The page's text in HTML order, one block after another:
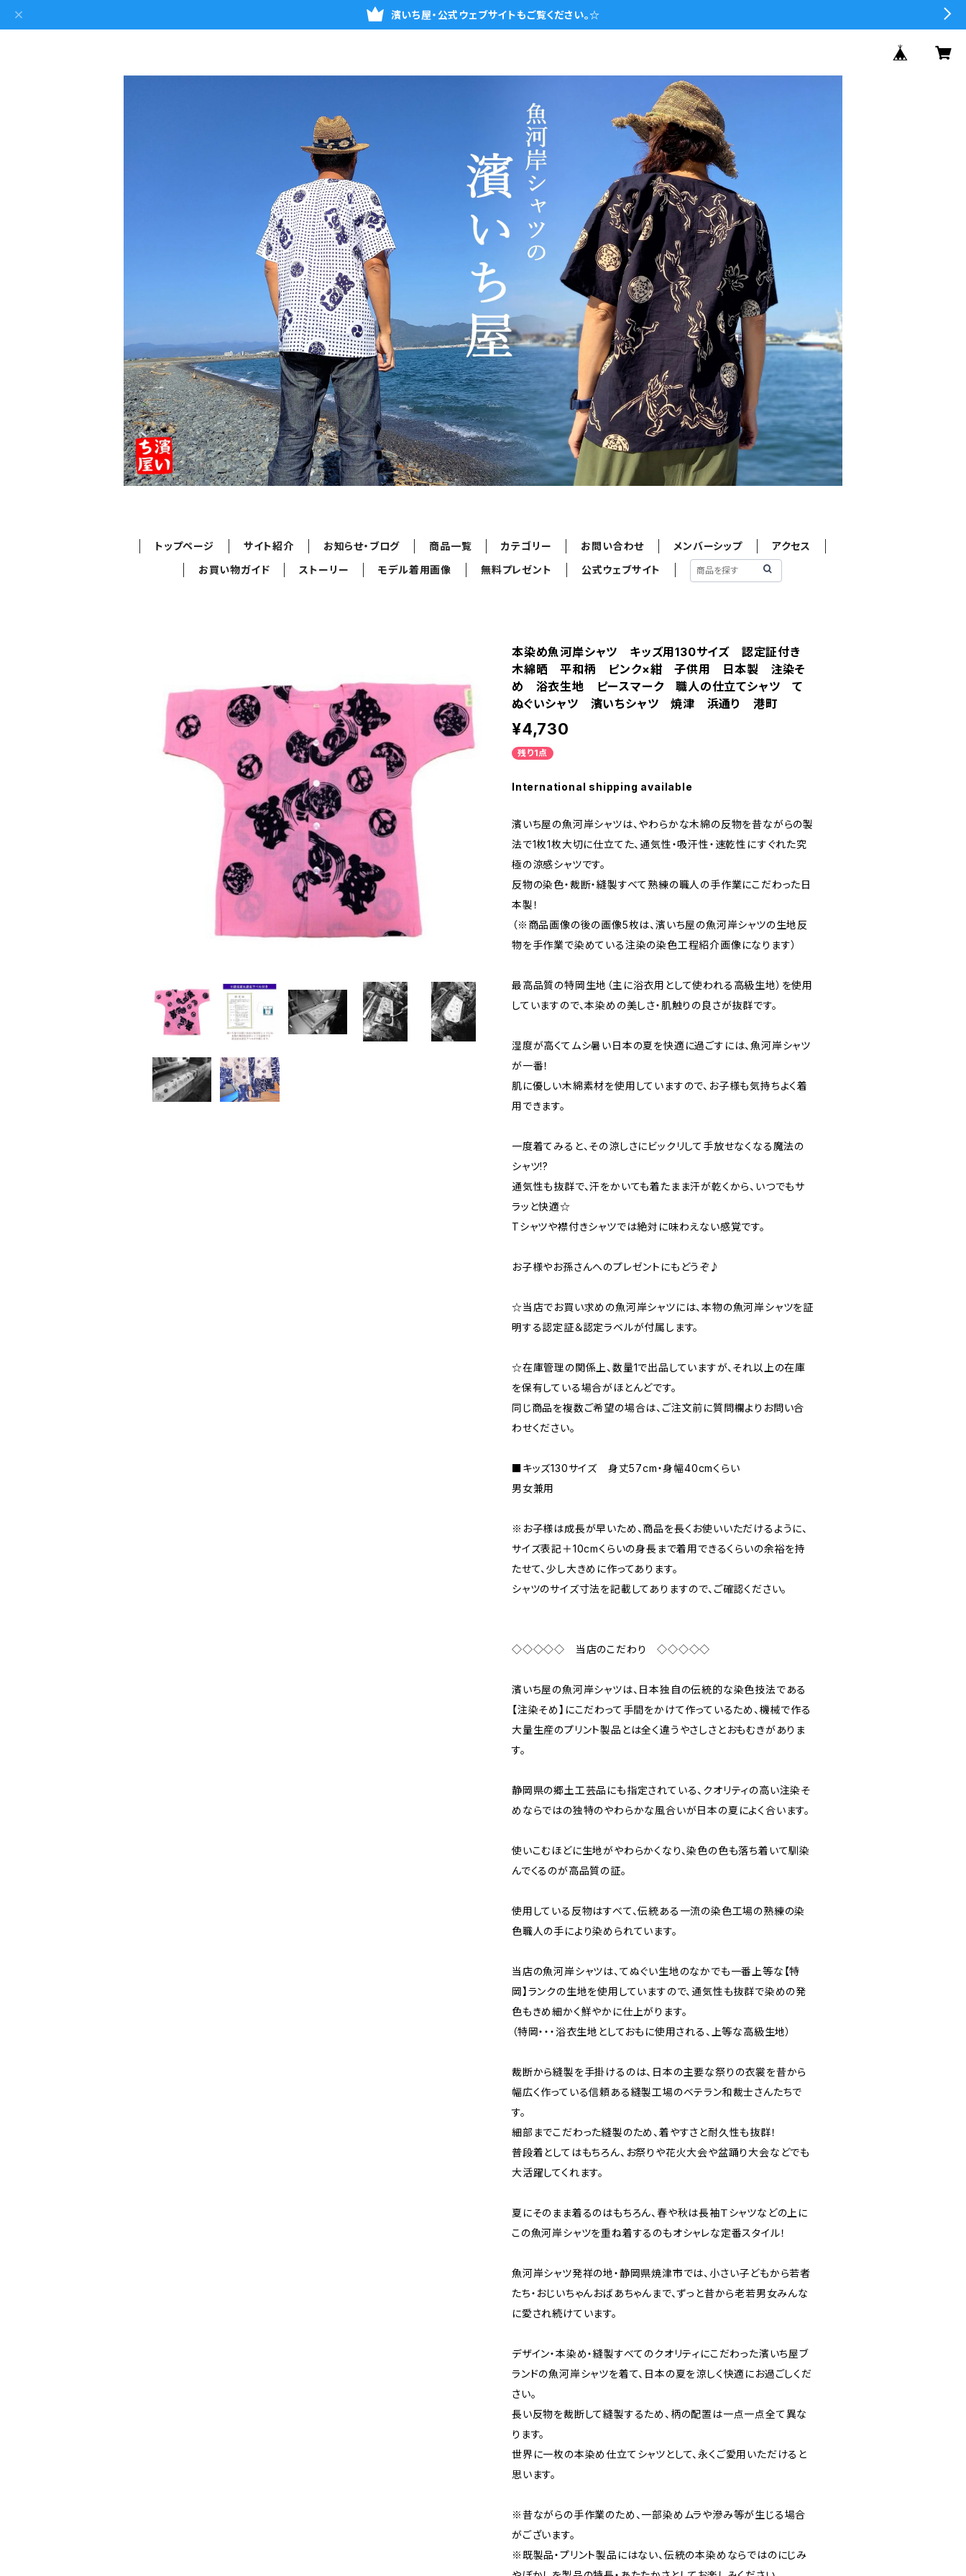
濱いち屋・公式ウェブサイトもご覧ください。☆
トップページ サイト紹介 お知らせ・ブログ 商品一覧 カテゴリー お問い合わせ メンバーシップ
アクセス
お買い物ガイド
ストーリー モデル着用画像 無料プレゼント 公式ウェブサイト
本染め魚河岸シャツ キッズ用130サイズ 認定証付き
木綿晒 平和柄 ピンク×紺 子供用 日本製 注染そ
め 浴衣生地 ピースマーク 職人の仕立てシャツ て
ぬぐいシャツ 濱いちシャツ 焼津 浜通り 港町
¥4,730
残り1点
International shipping available
濱いち屋の魚河岸シャツは、やわらかな木綿の反物を昔ながらの製
法で1枚1枚大切に仕立てた、通気性・吸汗性・速乾性にすぐれた究
極の涼感シャツです。
反物の染色・裁断・縫製すべて熟練の職人の手作業にこだわった日
本製！
（※商品画像の後の画像5枚は、濱いち屋の魚河岸シャツの生地反
物を手作業で染めている注染の染色工程紹介画像になります）
最高品質の特岡生地（主に浴衣用として使われる高級生地）を使用
していますので、本染めの美しさ・肌触りの良さが抜群です。
湿度が高くてムシ暑い日本の夏を快適に過ごすには、魚河岸シャツ
が一番！
肌に優しい木綿素材を使用していますので、お子様も気持ちよく着
用できます。
一度着てみると、その涼しさにビックリして手放せなくなる魔法の
シャツ!?
通気性も抜群で、汗をかいても着たまま汗が乾くから、いつでもサ
ラッと快適☆
Tシャツや襟付きシャツでは絶対に味わえない感覚です。
お子様やお孫さんへのプレゼントにもどうぞ♪
☆当店でお買い求めの魚河岸シャツには、本物の魚河岸シャツを証
明する認定証＆認定ラベルが付属します。
☆在庫管理の関係上、数量1で出品していますが、それ以上の在庫
を保有している場合がほとんどです。
同じ商品を複数ご希望の場合は、ご注文前に質問欄よりお問い合
わせください。
■キッズ130サイズ 身丈57cm・身幅40cmくらい
男女兼用
※お子様は成長が早いため、商品を長くお使いいただけるように、
サイズ表記＋10cmくらいの身長まで着用できるくらいの余裕を持
たせて、少し大きめに作ってあります。
シャツのサイズ寸法を記載してありますので、ご確認ください。
◇◇◇◇◇ 当店のこだわり ◇◇◇◇◇
濱いち屋の魚河岸シャツは、日本独自の伝統的な染色技法である
【注染そめ】にこだわって手間をかけて作っているため、機械で作る
大量生産のプリント製品とは全く違うやさしさとおもむきがありま
す。
静岡県の郷土工芸品にも指定されている、クオリティの高い注染そ
めならではの独特のやわらかな風合いが日本の夏によく合います。
使いこむほどに生地がやわらかくなり、染色の色も落ち着いて馴染
んでくるのが高品質の証。
使用している反物はすべて、伝統ある一流の染色工場の熟練の染
色職人の手により染められています。
当店の魚河岸シャツは、てぬぐい生地のなかでも一番上等な【特
岡】ランクの生地を使用していますので、通気性も抜群で染めの発
色もきめ細かく鮮やかに仕上がります。
（特岡・・・浴衣生地としておもに使用される、上等な高級生地）
裁断から縫製を手掛けるのは、日本の主要な祭りの衣裳を昔から
幅広く作っている信頼ある縫製工場のベテラン和裁士さんたちで
す。
細部までこだわった縫製のため、着やすさと耐久性も抜群！
普段着としてはもちろん、お祭りや花火大会や盆踊り大会などでも
大活躍してくれます。
夏にそのまま着るのはもちろん、春や秋は長袖Ｔシャツなどの上に
この魚河岸シャツを重ね着するのもオシャレな定番スタイル！
魚河岸シャツ発祥の地・静岡県焼津市では、小さい子どもから若者
たち・おじいちゃんおばあちゃんまで、ずっと昔から老若男女みんな
に愛され続けています。
デザイン・本染め・縫製すべてのクオリティにこだわった濱いち屋ブ
ランドの魚河岸シャツを着て、日本の夏を涼しく快適にお過ごしくだ
さい。
長い反物を裁断して縫製するため、柄の配置は一点一点全て異な
ります。
世界に一枚の本染め仕立てシャツとして、永くご愛用いただけると
思います。
※昔ながらの手作業のため、一部染めムラや滲み等が生じる場合
がございます。
※既製品・プリント製品にはない、伝統の本染めならではのにじみ